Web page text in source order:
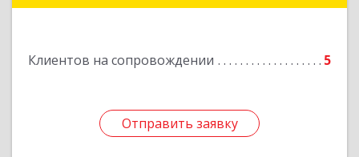
Клиентов на сопровождении 5
Отправить заявку
Отправить заявку